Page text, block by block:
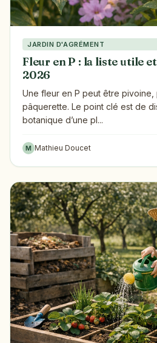
JARDIN D'AGRÉMENT
Fleur en P : la liste utile
2026
Une fleur en P peut être
pâquerette. Le point clé est de
botanique d’une pl...
M Mathieu Doucet